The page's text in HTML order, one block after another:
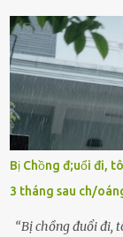
hảo, địa vị cao
Tùng, một doanh
bà Đỗ Thị Nga, lập
viện cớ “không đủ
quyền giám hộ,
bỏ rơi. Trong khi
mê man sau sinh,
Thiếu úy Nguyễn
tình cờ chứng kiến
hỏn, bàn tay bé xíu
Bị Chồng đ;uổi đi,
3 tháng sau ch/
“Bị chồng đuổi đi,